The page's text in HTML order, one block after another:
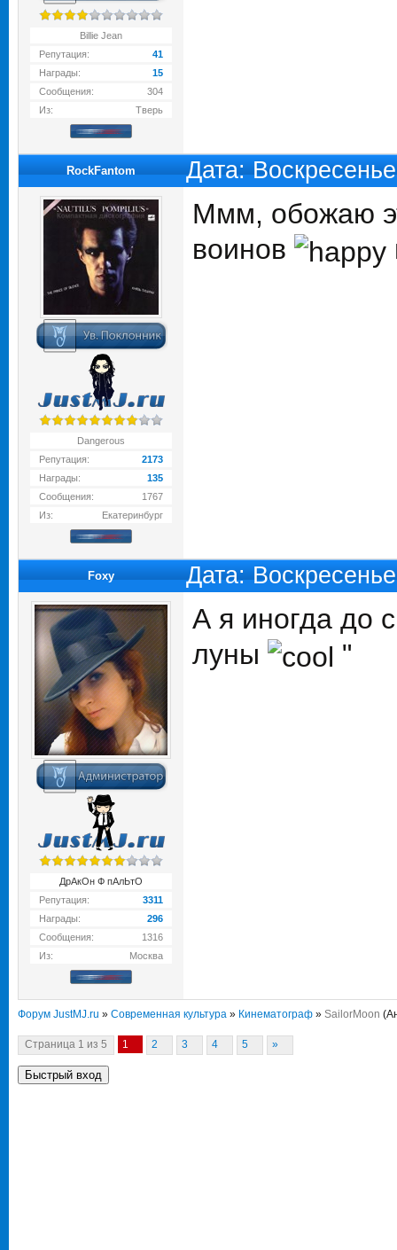
Billie Jean
Репутация:
41
Награды:
15
Сообщения:
304
Из:
Тверь
RockFantom Дата:
Dangerous
Репутация:
2173
Награды:
135
Сообщения:
1767
Из:
Екатеринбург
Ммм, обожаю
воинов
Foxy Дата:
ДрАкОн Ф пАлЬтО
Репутация:
3311
Награды:
296
Сообщения:
1316
Из:
Москва
А я иногда до
луны
"
Форум JustMJ.ru » Современная культура » Кинематограф » SailorMoon
Страница 1 из 5 1 2 3 4 5 »